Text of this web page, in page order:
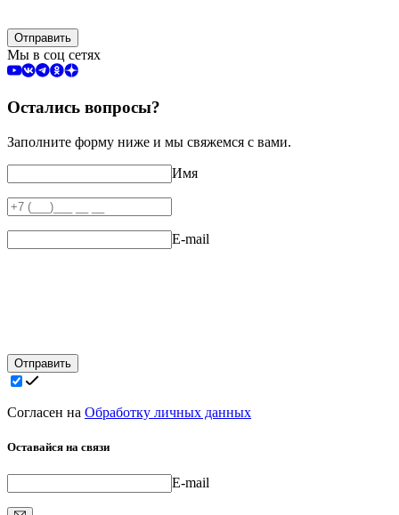
Отправить
Мы в соц сетях
Остались вопросы?
Заполните форму ниже и мы свяжемся с вами.
Имя
E-mail
Отправить
Согласен на Обработку личных данных
Оставайся на связи
E-mail